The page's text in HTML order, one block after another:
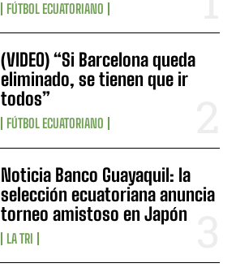
FÚTBOL ECUATORIANO
(VIDEO) “Si Barcelona queda
eliminado, se tienen que ir
todos”
FÚTBOL ECUATORIANO
Noticia Banco Guayaquil: la
selección ecuatoriana anuncia
torneo amistoso en Japón
LA TRI